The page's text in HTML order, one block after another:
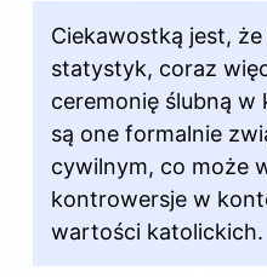
Ciekawostką jest, że
statystyk, coraz
ceremonię ślubną w
są one formalnie
cywilnym, co może
kontrowersje w
wartości katolickich.